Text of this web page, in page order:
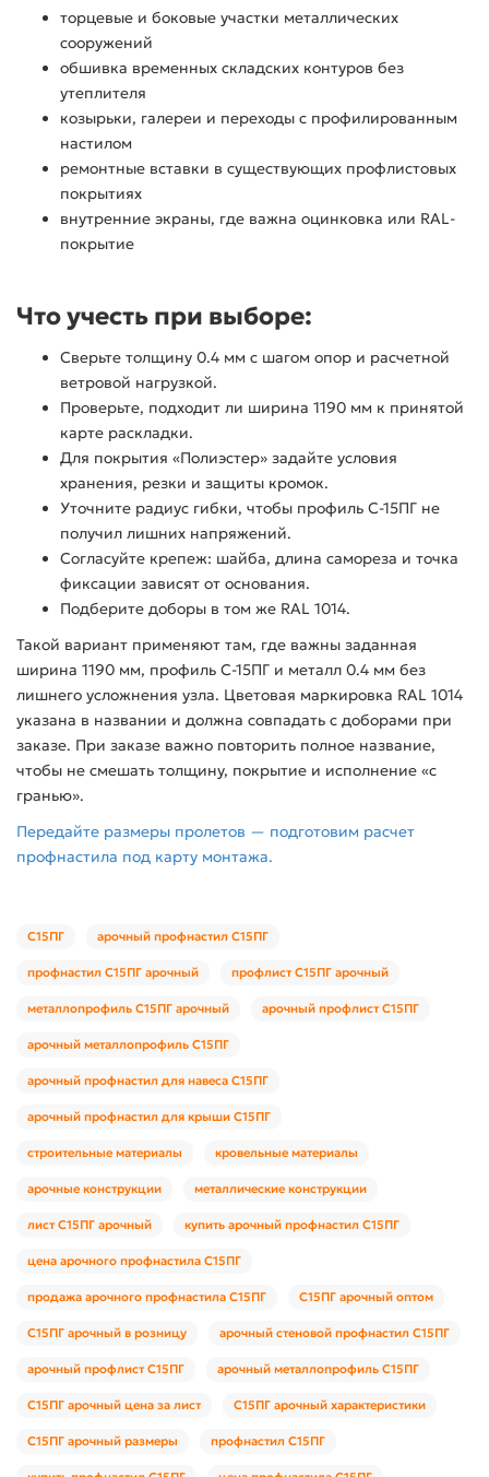
торцевые и боковые участки металлических
сооружений
обшивка временных складских контуров без
утеплителя
козырьки, галереи и переходы с профилированным
настилом
ремонтные вставки в существующих профлистовых
покрытиях
внутренние экраны, где важна оцинковка или RAL-
покрытие
Что учесть при выборе:
Сверьте толщину 0.4 мм с шагом опор и расчетной
ветровой нагрузкой.
Проверьте, подходит ли ширина 1190 мм к принятой
карте раскладки.
Для покрытия «Полиэстер» задайте условия
хранения, резки и защиты кромок.
Уточните радиус гибки, чтобы профиль С-15ПГ не
получил лишних напряжений.
Согласуйте крепеж: шайба, длина самореза и точка
фиксации зависят от основания.
Подберите доборы в том же RAL 1014.
Такой вариант применяют там, где важны заданная
ширина 1190 мм, профиль С-15ПГ и металл 0.4 мм без
лишнего усложнения узла. Цветовая маркировка RAL 1014
указана в названии и должна совпадать с доборами при
заказе. При заказе важно повторить полное название,
чтобы не смешать толщину, покрытие и исполнение «с
гранью».
Передайте размеры пролетов — подготовим расчет
профнастила под карту монтажа.
С15ПГ арочный профнастил С15ПГ
профнастил С15ПГ арочный профлист С15ПГ арочный
металлопрофиль С15ПГ арочный арочный профлист С15ПГ
арочный металлопрофиль С15ПГ
арочный профнастил для навеса С15ПГ
арочный профнастил для крыши С15ПГ
строительные материалы кровельные материалы
арочные конструкции металлические конструкции
лист С15ПГ арочный купить арочный профнастил С15ПГ
цена арочного профнастила С15ПГ
продажа арочного профнастила С15ПГ С15ПГ арочный оптом
С15ПГ арочный в розницу арочный стеновой профнастил С15ПГ
арочный профлист С15ПГ арочный металлопрофиль С15ПГ
С15ПГ арочный цена за лист С15ПГ арочный характеристики
С15ПГ арочный размеры профнастил С15ПГ